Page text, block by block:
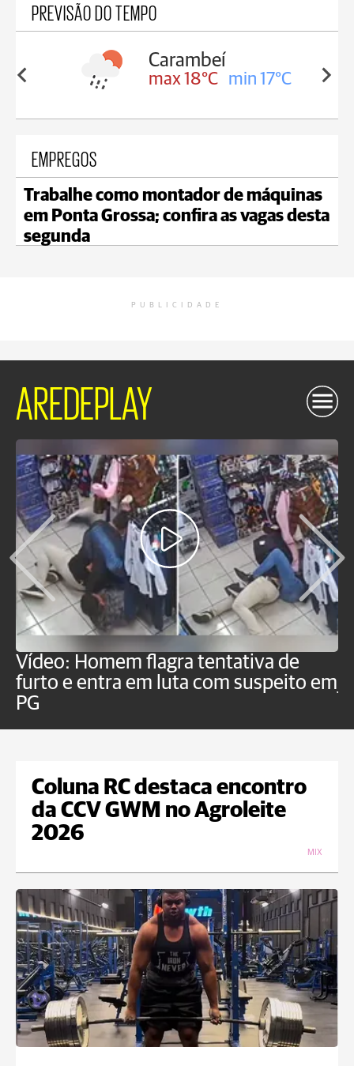
PREVISÃO DO TEMPO
18°C
Carambeí
max 18°C min 17°C
EMPREGOS
Trabalhe como montador de máquinas
em Ponta Grossa; confira as vagas desta
segunda
PUBLICIDADE
AREDEPLAY
Vídeo: Homem flagra tentativa de
furto e entra em luta com suspeito em
PG
Coluna RC destaca encontro
da CCV GWM no Agroleite
2026
MIX